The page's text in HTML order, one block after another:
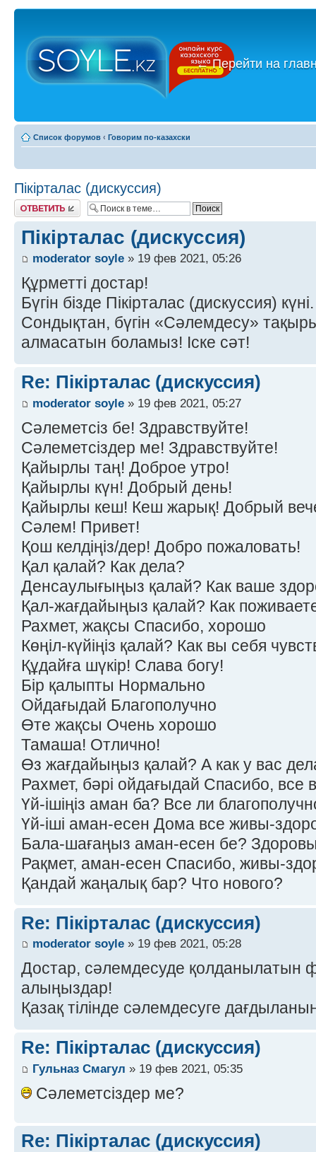
←Перейти на
Список форумов ‹ Говорим по-казахски
Пікірталас (дискуссия)
Ответить
Пікірталас (дискуссия)
moderator soyle » 19 фев 2021, 05:26
Құрметті достар!
Бүгін бізде Пікірталас (дискуссия) күні.
Сондықтан, бүгін «Сәлемдесу»
алмасатын боламыз! Іске сәт!
Re: Пікірталас (дискуссия)
moderator soyle » 19 фев 2021, 05:27
Сәлеметсіз бе! Здравствуйте!
Сәлеметсіздер ме! Здравствуйте!
Қайырлы таң! Доброе утро!
Қайырлы күн! Добрый день!
Қайырлы кеш! Кеш жарық! Добрый
Сәлем! Привет!
Қош келдіңіз/дер! Добро пожаловать!
Қал қалай? Как дела?
Денсаулығыңыз қалай? Как ваше
Қал-жағдайыңыз қалай? Как
Рахмет, жақсы Спасибо, хорошо
Көңіл-күйіңіз қалай? Как вы себя
Құдайға шүкір! Слава богу!
Бір қалыпты Нормально
Ойдағыдай Благополучно
Өте жақсы Очень хорошо
Тамаша! Отлично!
Өз жағдайыңыз қалай? А как у вас
Рахмет, бәрі ойдағыдай Спасибо, все
Үй-ішіңіз аман ба? Все ли
Үй-іші аман-есен Дома все живы-
Бала-шағаңыз аман-есен бе?
Рақмет, аман-есен Спасибо, живы-
Қандай жаңалық бар? Что нового?
Re: Пікірталас (дискуссия)
moderator soyle » 19 фев 2021, 05:28
Достар, сәлемдесуде қолданылатын
алыңыздар!
Қазақ тілінде сәлемдесуге
Re: Пікірталас (дискуссия)
Гульназ Смагул » 19 фев 2021, 05:35
Сәлеметсіздер ме?
Re: Пікірталас (дискуссия)